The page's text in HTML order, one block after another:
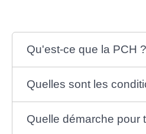
Qu'est-ce que la PCH ?
Quelles sont les
Quelle démarche pour